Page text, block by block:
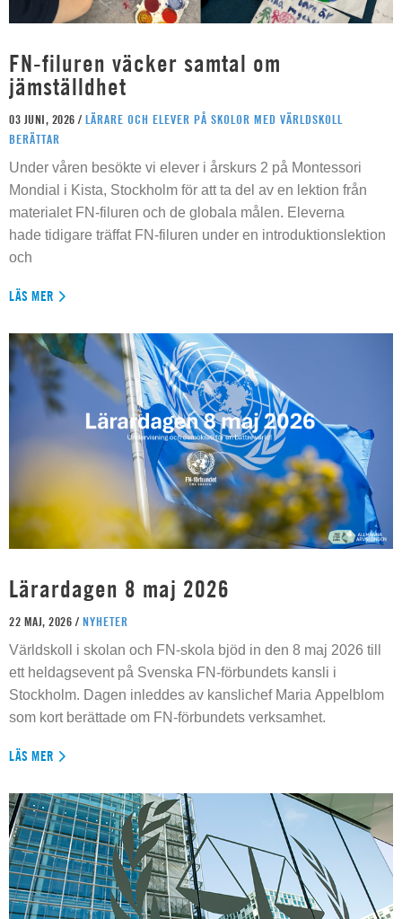
FN-filuren väcker samtal om
jämställdhet
03 JUNI, 2026 / LÄRARE OCH ELEVER PÅ SKOLOR MED VÄRLDSKOLL
BERÄTTAR
Under våren besökte vi elever i årskurs 2 på Montessori
Mondial i Kista, Stockholm för att ta del av en lektion från
materialet FN-filuren och de globala målen. Eleverna
hade tidigare träffat FN-filuren under en introduktionslektion
och
LÄS MER
Lärardagen 8 maj 2026
22 MAJ, 2026 / NYHETER
Världskoll i skolan och FN-skola bjöd in den 8 maj 2026 till
ett heldagsevent på Svenska FN-förbundets kansli i
Stockholm. Dagen inleddes av kanslichef Maria Appelblom
som kort berättade om FN-förbundets verksamhet.
LÄS MER